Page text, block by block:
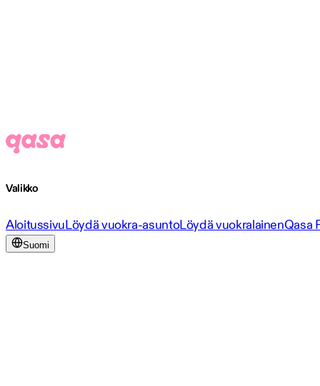
Valikko
AloitussivuLöydä vuokra-asuntoLöydä vuokralainenQasa
Suomi